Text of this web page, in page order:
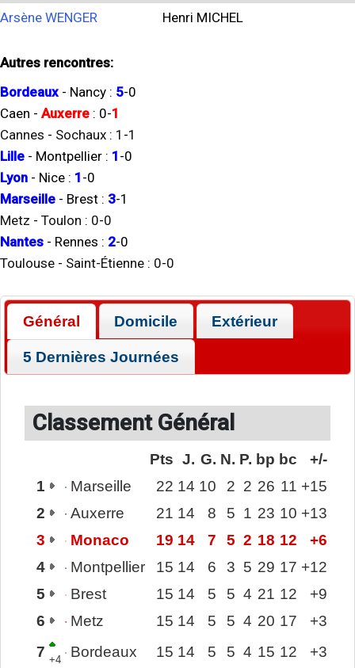
Arsène WENGER Henri MICHEL
Autres rencontres:
Bordeaux - Nancy : 5-0
Caen - Auxerre : 0-1
Cannes - Sochaux : 1 -1
Lille - Montpellier : 1 -0
Lyon - Nice : 1 -0
Marseille - Brest : 3-1
Metz - Toulon : 0-0
Nantes - Rennes : 2-0
Toulouse - Saint-Étienne : 0-0
Général Domicile Extérieur
5 Dernières Journées
Classement Général
Pts J. G. N. P. bp bc
+/-
1
Marseille 22 14 10 2 2 26 11 +15
2
Auxerre 21 14 8 5 1 23 10 +13
3
Monaco 19 14 7 5 2 18 12
+6
4
Montpellier 15 14 6 3 5 29 17 +12
5
Brest 15 14 5 5 4 21 12
+9
6
Metz 15 14 5 5 4 20 17
+3
7 +4 Bordeaux 15 14 5 5 4 15 12 +3